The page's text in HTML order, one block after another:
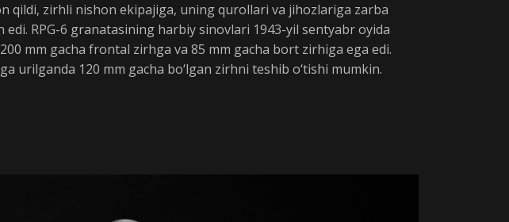
qildi, zirhli nishon ekipajiga, uning qurollari va jihozlariga zarba
RPG-6 granatasining harbiy sinovlari 1943-yil sentyabr oyida
mm gacha frontal zirhga va 85 mm gacha bort zirhiga ega edi.
urilganda 120 mm gacha bo‘lgan zirhni teshib o‘tishi mumkin.